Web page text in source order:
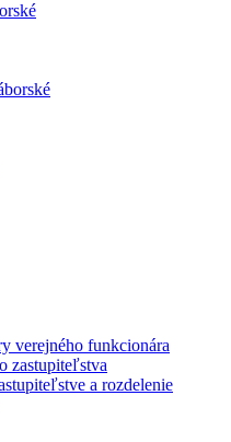
verejného funkcionára
zastupiteľstva
a rozdelenie